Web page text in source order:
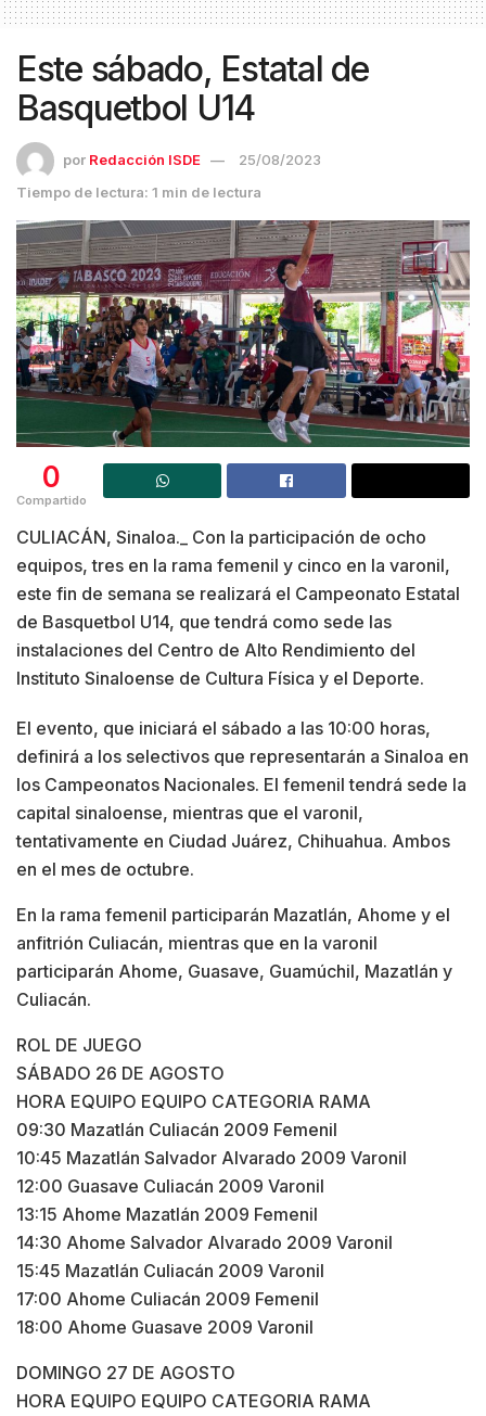
Este sábado, Estatal de
Basquetbol U14
por Redacción ISDE
25/08/2023
Tiempo de lectura: 1 min de lectura
0
Compartido
CULIACÁN, Sinaloa._ Con la participación de ocho
equipos, tres en la rama femenil y cinco en la varonil,
este fin de semana se realizará el Campeonato Estatal
de Basquetbol U14, que tendrá como sede las
instalaciones del Centro de Alto Rendimiento del
Instituto Sinaloense de Cultura Física y el Deporte.
El evento, que iniciará el sábado a las 10:00 horas,
definirá a los selectivos que representarán a Sinaloa en
los Campeonatos Nacionales. El femenil tendrá sede la
capital sinaloense, mientras que el varonil,
tentativamente en Ciudad Juárez, Chihuahua. Ambos
en el mes de octubre.
En la rama femenil participarán Mazatlán, Ahome y el
anfitrión Culiacán, mientras que en la varonil
participarán Ahome, Guasave, Guamúchil, Mazatlán y
Culiacán.
ROL DE JUEGO
SÁBADO 26 DE AGOSTO
HORA EQUIPO EQUIPO CATEGORIA RAMA
09:30 Mazatlán Culiacán 2009 Femenil
10:45 Mazatlán Salvador Alvarado 2009 Varonil
12:00 Guasave Culiacán 2009 Varonil
13:15 Ahome Mazatlán 2009 Femenil
14:30 Ahome Salvador Alvarado 2009 Varonil
15:45 Mazatlán Culiacán 2009 Varonil
17:00 Ahome Culiacán 2009 Femenil
18:00 Ahome Guasave 2009 Varonil
DOMINGO 27 DE AGOSTO
HORA EQUIPO EQUIPO CATEGORIA RAMA